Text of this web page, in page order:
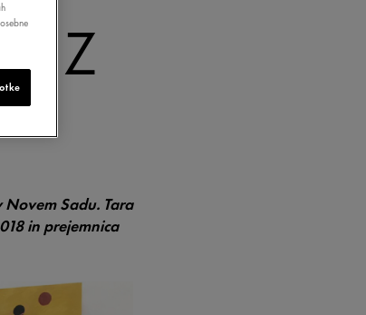
Z
Sadu. Tara
in prejemnica